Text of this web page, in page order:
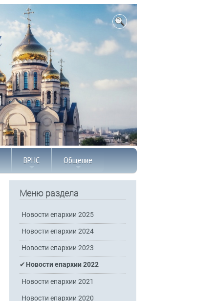
ВРНС Общение
Меню раздела
Новости епархии 2025
Новости епархии 2024
Новости епархии 2023
Новости епархии 2022
Новости епархии 2021
Новости епархии 2020